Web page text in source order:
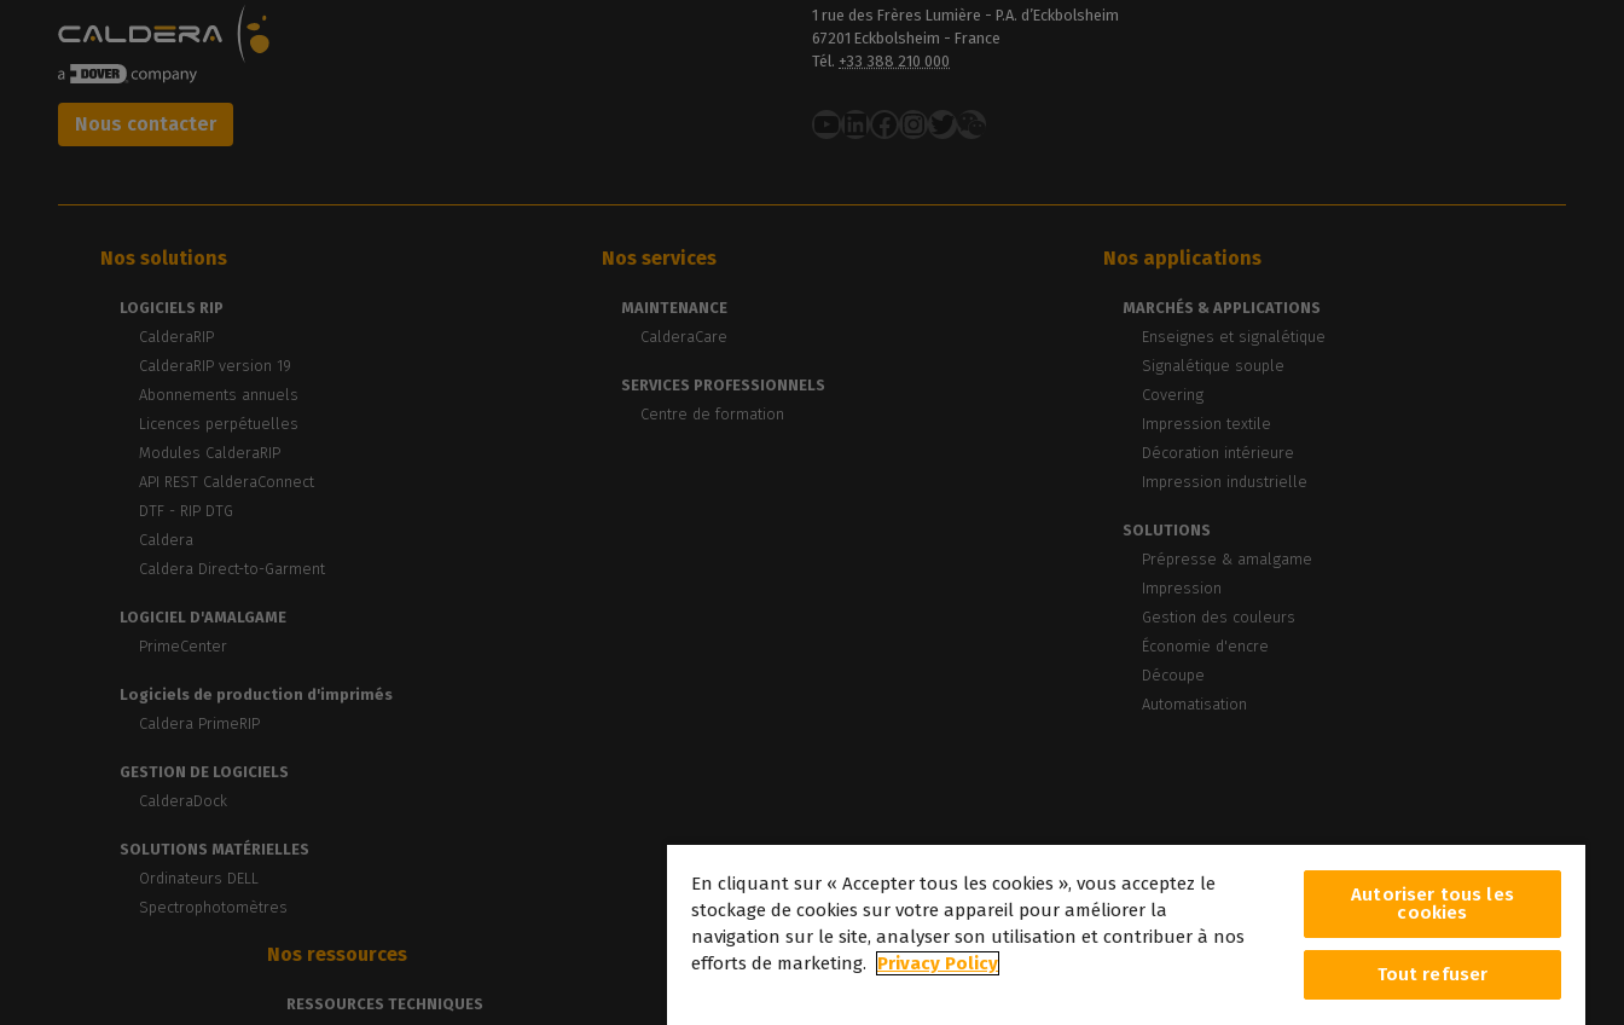
1 rue des Frères Lumière - P.A. d’Eckbolsheim
67201 Eckbolsheim - France
Tél. +33 388 210 000
Nous contacter YouTube
LinkedIn
Facebook
Instagram
Twitter
Nos solutions
LOGICIELS RIP
CalderaRIP
CalderaRIP version 19
Abonnements annuels
Licences perpétuelles
Modules CalderaRIP
API REST CalderaConnect
DTF - RIP DTG
Caldera
Caldera Direct-to-Garment
LOGICIEL D'AMALGAME
PrimeCenter
Logiciels de production d'imprimés
Caldera PrimeRIP
GESTION DE LOGICIELS
CalderaDock
SOLUTIONS MATÉRIELLES
Ordinateurs DELL
Spectrophotomètres
Nos services
MAINTENANCE
CalderaCare
SERVICES PROFESSIONNELS
Centre de formation
Nos applications
MARCHÉS & APPLICATIONS
Enseignes et signalétique
Signalétique souple
Covering
Impression textile
Décoration intérieure
Impression industrielle
SOLUTIONS
Prépresse & amalgame
Impression
Gestion des couleurs
Économie d'encre
Découpe
Automatisation
Nos ressources
RESSOURCES TECHNIQUES
À propos
En cliquant sur « Accepter tous les cookies », vous acceptez le
stockage de cookies sur votre appareil pour améliorer la
navigation sur le site, analyser son utilisation et contribuer à nos
efforts de marketing.
Privacy Policy
Autoriser tous les
cookies
Tout refuser